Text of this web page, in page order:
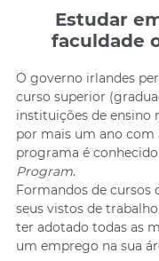
Estudar
faculdade
O governo irlandes
curso superior
instituições de ensino
por mais um ano com
programa é
Program.
Formandos de cursos
seus vistos de
ter adotado todas as
um emprego na sua